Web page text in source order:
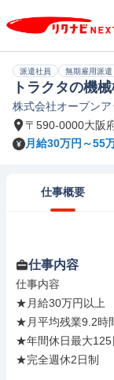
派遣社員 無期雇用派遣
トラクタの機
株式会社オープン
〒590-0000大阪
月給30万円～55
仕事概要
仕事内容
仕事内容
★月給30万円以上
★月平均残業9.2時
★年間休日最大125
★完全週休2日制